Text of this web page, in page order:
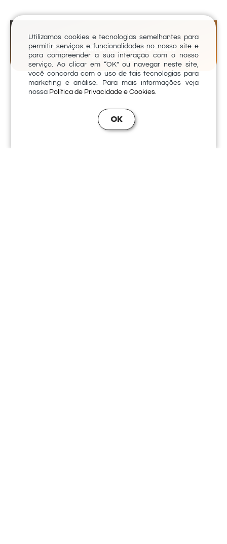
Posts para Redes Sociais
SOLARY VILLE
Utilizamos cookies e tecnologias semelhantes para
permitir serviços e funcionalidades no nosso site e
para compreender a sua interação com o nosso
serviço. Ao clicar em “OK” ou navegar neste site,
você concorda com o uso de tais tecnologias para
marketing e análise. Para mais informações veja
nossa Política de Privacidade e Cookies
OK